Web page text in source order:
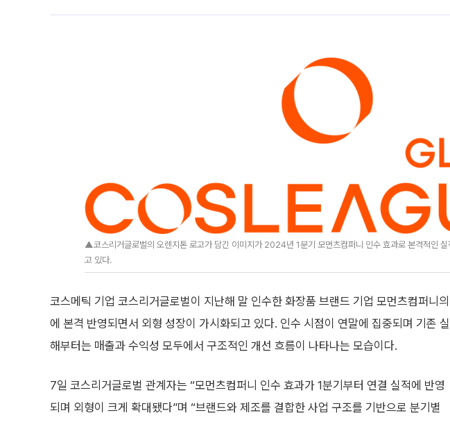
▲코스리거글로벌의 오렌지톤 로고가 담긴 이미지가 2024년 1분기 모먼츠컴퍼니 인수 효과로 본격적인 실
고 있다.
코스메틱 기업 코스리거글로벌이 지난해 말 인수한 화장품 브랜드 기업 모먼츠컴퍼니
에 본격 반영되면서 외형 성장이 가시화되고 있다. 인수 시점이 연말에 집중되며 기존
해부터는 매출과 수익성 모두에서 구조적인 개선 흐름이 나타나는 모습이다.
7일 코스리거글로벌 관계자는 “모먼츠컴퍼니 인수 효과가 1분기부터 연결 실적에 반영
되며 외형이 크게 확대됐다”며 “브랜드와 제조를 결합한 사업 구조를 기반으로 분기별